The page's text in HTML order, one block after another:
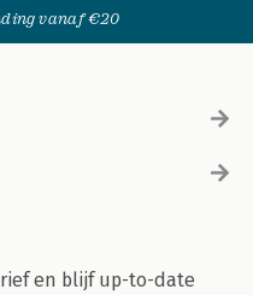
vanaf €20
en blijf up-to-date